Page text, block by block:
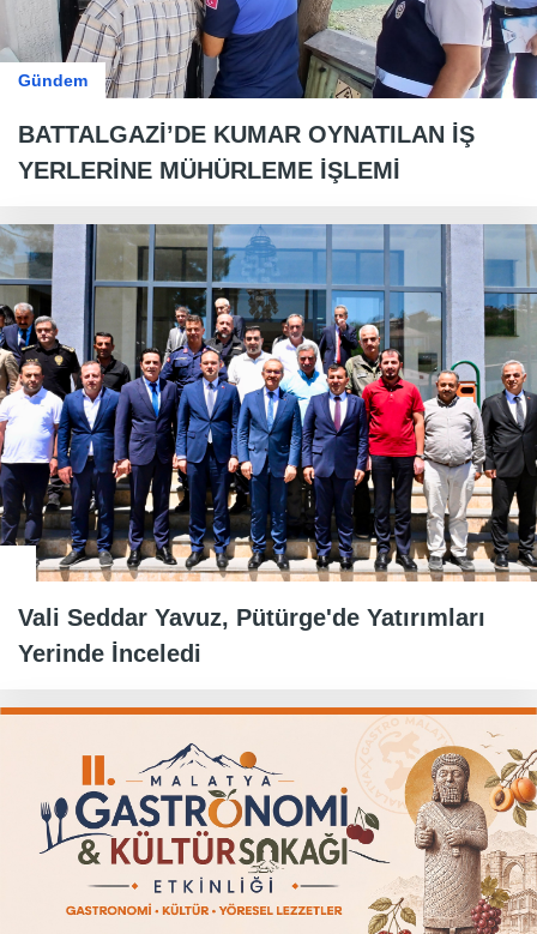
Gündem
BATTALGAZİ’DE KUMAR OYNATILAN İŞ
YERLERİNE MÜHÜRLEME İŞLEMİ
Vali Seddar Yavuz, Pütürge'de Yatırımları
Yerinde İnceledi